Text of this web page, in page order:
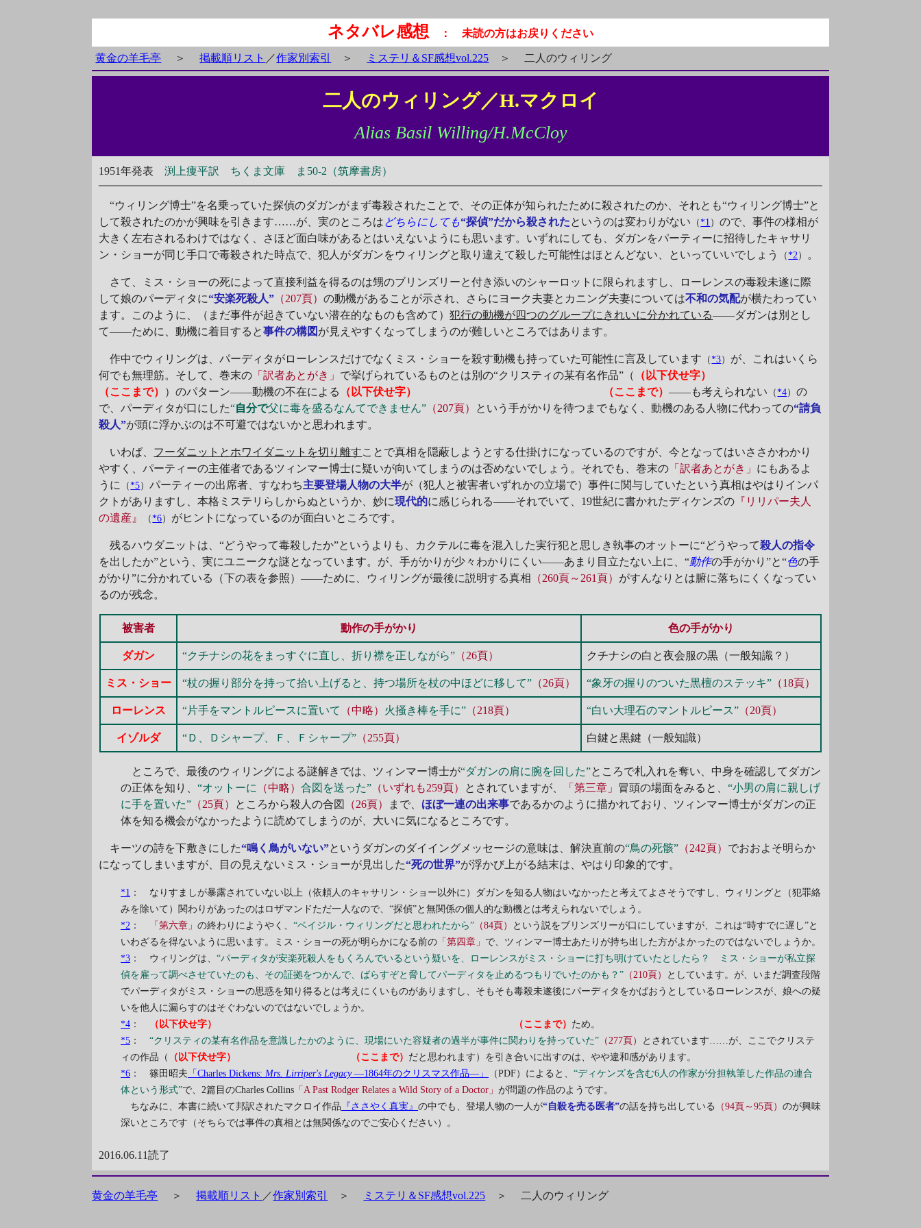
ネタバレ感想 ： 未読の方はお戻りください
黄金の羊毛亭 ＞ 掲載順リスト ／作家別索引 ＞ ミステリ＆SF感想vol.225 ＞ 二人のウィリング
二人のウィリング／H.マクロイ
Alias Basil Willing/H.McCloy
1951年発表渕上痩平訳 ちくま文庫 ま50-2（筑摩書房）
“ウィリング博士”を名乗っていた探偵のダガンがまず毒殺されたことで、その正体が知られたために殺されたのか、それとも“ウィリング博士”と
して殺されたのかが興味を引きます……が、実のところは どちらにしても“探偵”だから殺されたというのは変わりがない （*1 ）ので、事件の様相が
大きく左右されるわけではなく、さほど面白味があるとはいえないようにも思います。いずれにしても、ダガンをパーティーに招待したキャサリ
ン・ショーが同じ手口で毒殺された時点で、犯人がダガンをウィリングと取り違えて殺した可能性はほとんどない、といっていいでしょう
（*2） 。
さて、ミス・ショーの死によって直接利益を得るのは甥のブリンズリーと付き添いのシャーロットに限られますし、ローレンスの毒殺未遂に際
して娘のパーディタに“安楽死殺人” （207頁）の動機があることが示され、さらにヨーク夫妻とカニング夫妻については不和の気配が横たわってい
ます。このように、（まだ事件が起きていない潜在的なものも含めて）犯行の動機が四つのグループにきれいに分かれている――ダガンは別とし
て――ために、動機に着目すると事件の構図 が見えやすくなってしまうのが難しいところではあります。
作中でウィリングは、パーディタがローレンスだけでなくミス・ショーを殺す動機も持っていた可能性に言及しています （*3） が、これはいくら
何でも無理筋。そして、巻末の 「訳者あとがき」 で挙げられているものとは別の“クリスティの某有名作品”（ （以下伏せ字）
（ここまで） ）のパターン――動機の不在による （以下伏せ字） （ここまで）――も考えられない （*4）の
で、パーディタが口にした“自分で父に毒を盛るなんてできません” （207頁） という手がかりを待つまでもなく、動機のある人物に代わっての“請負
殺人”が頭に浮かぶのは不可避ではないかと思われます。
いわば、 フーダニットとホワイダニットを切り離すことで真相を隠蔽しようとする仕掛けになっているのですが、今となってはいささかわかり
やすく、パーティーの主催者であるツィンマー博士に疑いが向いてしまうのは否めないでしょう。それでも、巻末の 「訳者あとがき」 にもあるよ
うに
（*5）パーティーの出席者、すなわち主要登場人物の大半が（犯人と被害者いずれかの立場で）事件に関与していたという真相はやはりインパ
クトがありますし、本格ミステリらしからぬというか、妙に現代的に感じられる――それでいて、19世紀に書かれたディケンズの 『リリパー夫人
の遺産』
（*6） がヒントになっているのが面白いところです。
残るハウダニットは、“どうやって毒殺したか”というよりも、カクテルに毒を混入した実行犯と思しき執事のオットーに“どうやって殺人の指令
を出したか”という、実にユニークな謎となっています。が、手がかりが少々わかりにくい――あまり目立たない上に、“動作の手がかり”と“色の手
がかり”に分かれている（下の表を参照）――ために、ウィリングが最後に説明する真相 （260頁～261頁） がすんなりとは腑に落ちにくくなってい
るのが残念。
被害者 動作の手がかり 色の手がかり
ダガン “クチナシの花をまっすぐに直し、折り襟を正しながら” （26頁） クチナシの白と夜会服の黒（一般知識？）
ミス・ショー “杖の握り部分を持って拾い上げると、持つ場所を杖の中ほどに移して” （26頁） “象牙の握りのついた黒檀のステッキ” （18頁）
ローレンス “片手をマントルピースに置いて （中略） 火掻き棒を手に” （218頁） “白い大理石のマントルピース” （20頁）
イゾルダ “Ｄ、Ｄシャープ、Ｆ、Ｆシャープ” （255頁） 白鍵と黒鍵（一般知識）
ところで、最後のウィリングによる謎解きでは、ツィンマー博士が“ダガンの肩に腕を回した”ところで札入れを奪い、中身を確認してダガン
の正体を知り、“オットーに （中略）合図を送った” （いずれも259頁） とされていますが、 「第三章」 冒頭の場面をみると、“小男の肩に親しげ
に手を置いた” （25頁） ところから殺人の合図 （26頁） まで、 ほぼ一連の出来事であるかのように描かれており、ツィンマー博士がダガンの正
体を知る機会がなかったように読めてしまうのが、大いに気になるところです。
キーツの詩を下敷きにした“鳴く鳥がいない”というダガンのダイイングメッセージの意味は、解決直前の“鳥の死骸” （242頁） でおおよそ明らか
になってしまいますが、目の見えないミス・ショーが見出した“死の世界”が浮かび上がる結末は、やはり印象的です。
*1 ： なりすましが暴露されていない以上（依頼人のキャサリン・ショー以外に）ダガンを知る人物はいなかったと考えてよさそうですし、ウィリングと（犯罪絡
みを除いて）関わりがあったのはロザマンドただ一人なので、“探偵”と無関係の個人的な動機とは考えられないでしょう。
*2 ： 「第六章」の終わりにようやく、“ベイジル・ウィリングだと思われたから” （84頁）
という説をブリンズリーが口にしていますが、これは“時すでに遅し”と
いわざるを得ないように思います。ミス・ショーの死が明らかになる前の 「第四章」 で、ツィンマー博士あたりが持ち出した方がよかったのではないでしょうか。
*3 ： ウィリングは、“パーディタが安楽死殺人をもくろんでいるという疑いを、ローレンスがミス・ショーに打ち明けていたとしたら？ ミス・ショーが私立探
偵を雇って調べさせていたのも、その証拠をつかんで、ばらすぞと脅してパーディタを止めるつもりでいたのかも？” （210頁）
としています。が、いまだ調査段階
でパーディタがミス・ショーの思惑を知り得るとは考えにくいものがありますし、そもそも毒殺未遂後にパーディタをかばおうとしているローレンスが、娘への疑
いを他人に漏らすのはそぐわないのではないでしょうか。
*4 ： （以下伏せ字） （ここまで） ため。
*5 ：“クリスティの某有名作品を意識したかのように、現場にいた容疑者の過半が事件に関わりを持っていた” （277頁）
とされています……が、ここでクリステ
ィの作品（
（以下伏せ字） （ここまで） だと思われます）を引き合いに出すのは、やや違和感があります。
*6 ： 篠田昭夫 「Charles Dickens: Mrs. Lirriper's Legacy―1864年のクリスマス作品―」 （PDF）によると、“ディケンズを含む6人の作家が分担執筆した作品の連合
体という形式”で、2篇目のCharles Collins 「A Past Rodger Relates a Wild Story of a Doctor」が問題の作品のようです。
ちなみに、本書に続いて邦訳されたマクロイ作品 『ささやく真実』の中でも、登場人物の一人が“自殺を売る医者”の話を持ち出している （94頁～95頁）のが興味
深いところです（そちらでは事件の真相とは無関係なのでご安心ください）。
2016.06.11読了
黄金の羊毛亭 ＞ 掲載順リスト ／作家別索引 ＞ ミステリ＆SF感想vol.225 ＞ 二人のウィリング